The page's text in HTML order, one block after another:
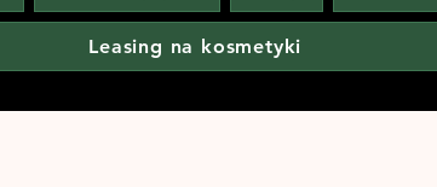
Leasing na kosmetyki